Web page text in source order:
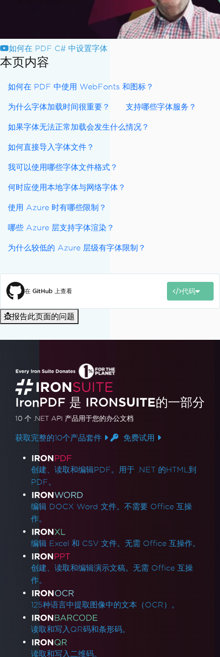
如何在 PDF C# 中设置字体
本页内容
如何在 PDF 中使用 WebFonts 和图标？
为什么字体加载时间很重要？ 支持哪些字体服务？
如果字体无法正常加载会发生什么情况？
如何直接导入字体文件？
我可以使用哪些字体文件格式？
何时应使用本地字体与网络字体？
使用 Azure 时有哪些限制？
哪些 Azure 层支持字体渲染？
为什么较低的 Azure 层级有字体限制？
在 GitHub 上查看 代码
报告此页面的问题
IronPDF 是 IRONSUITE的一部分
10 个 .NET API 产品用于您的办公文档
获取完整的10个产品套件 免费试用
产品链接
创建、读取和编辑PDF。用于 .NET 的HTML到
PDF。
编辑 DOCX Word 文件。不需要 Office 互操
作。
编辑 Excel 和 CSV 文件。无需 Office 互操作。
创建、读取和编辑演示文稿。无需 Office 互操
作。
125种语言中提取图像中的文本（OCR）。
读取和写入QR码和条形码。
读取和写入二维码。